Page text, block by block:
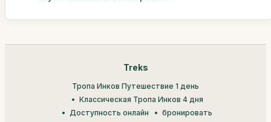
Treks
Тропа Инков Путешествие 1 день
Классическая Тропа Инков 4 дня
Доступность онлайн
бронировать